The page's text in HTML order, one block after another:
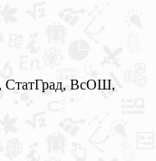
ВсОШ,